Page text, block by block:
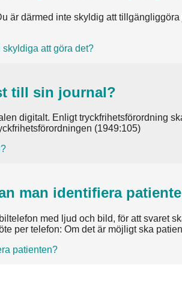
är därmed inte skyldig att
att göra det?
till sin journal?
digitalt. Enligt tryckfrihetsförordning
(1949:105)
man identifiera
med ljud och bild, för att svaret
per telefon: Om det är möjligt ska
patienten?